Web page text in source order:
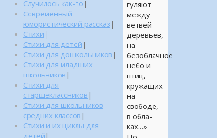
гуляют
между
ветвей
деревьев,
на
безоблачное
небо и
птиц,
кружащих
на
свободе,
в обла-
ках…»
Случилось как-то |
Современный
юмористический рассказ |
Стихи |
Стихи для детей |
Стихи для дошкольников |
Стихи для младших
школьников |
Стихи для
старшеклассников |
Стихи для школьников
средних классов |
Стихи и их циклы для
детей |